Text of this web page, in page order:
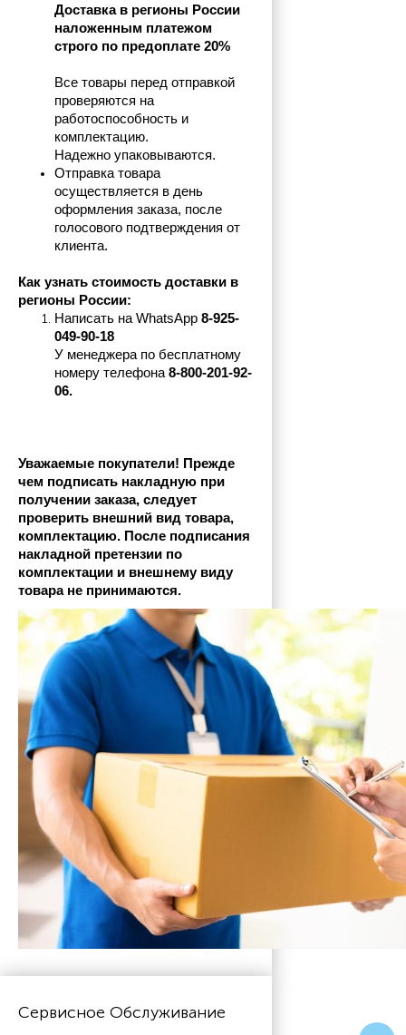
Доставка в регионы России
наложенным платежом
строго по предоплате 20%
Все товары перед отправкой
проверяются на
работоспособность и
комплектацию.
Надежно упаковываются.
Отправка товара
осуществляется в день
оформления заказа, после
голосового подтверждения от
клиента.
Как узнать стоимость доставки в
регионы России:
Написать на WhatsApp 8-925-
049-90-18
У менеджера по бесплатному
номеру телефона 8-800-201-92-
06.
Уважаемые покупатели! Прежде
чем подписать накладную при
получении заказа, следует
проверить внешний вид товара,
комплектацию. После подписания
накладной претензии по
комплектации и внешнему виду
товара не принимаются.
Сервисное Обслуживание